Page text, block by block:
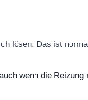
lösen. Das ist
wenn die Reizung